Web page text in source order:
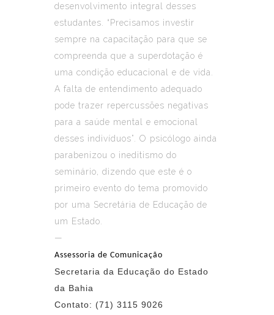
desenvolvimento integral desses
estudantes. “Precisamos investir
sempre na capacitação para que se
compreenda que a superdotação é
uma condição educacional e de vida.
A falta de entendimento adequado
pode trazer repercussões negativas
para a saúde mental e emocional
desses indivíduos”. O psicólogo ainda
parabenizou o ineditismo do
seminário, dizendo que este é o
primeiro evento do tema promovido
por uma Secretária de Educação de
um Estado.
—
Assessoria de Comunicação
Secretaria da Educação do Estado
da Bahia
Contato: (71) 3115 9026